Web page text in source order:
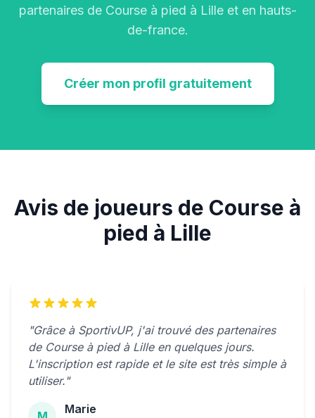
partenaires de Course à pied à Lille et en hauts-
de-france.
Créer mon profil gratuitement
Avis de joueurs de Course à
pied à Lille
"Grâce à SportivUP, j'ai trouvé des partenaires
de Course à pied à Lille en quelques jours.
L'inscription est rapide et le site est très simple à
utiliser."
Marie